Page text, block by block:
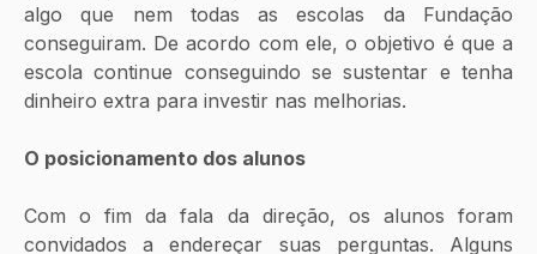
algo que nem todas as escolas da Fundação
conseguiram. De acordo com ele, o objetivo é que a
escola continue conseguindo se sustentar e tenha
dinheiro extra para investir nas melhorias.
O posicionamento dos alunos
Com o fim da fala da direção, os alunos foram
convidados a endereçar suas perguntas. Alguns